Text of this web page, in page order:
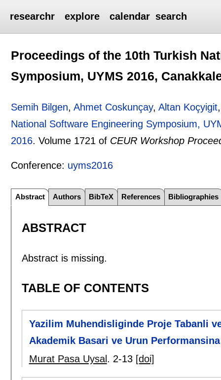
researchr explore calendar search
Proceedings of the 10th Turkish
Symposium, UYMS 2016,
Semih Bilgen,Ahmet Coskunçay,Altan Koçyigit
National Software Engineering Symposium,
2016.Volume 1721 of CEUR Workshop
Conference: uyms2016
Abstract Authors BibTeX References Bibliographies
ABSTRACT
Abstract is missing.
TABLE OF CONTENTS
Yazilim Muhendisliginde Proje Tabanli
Akademik Basari ve Urun
Murat Pasa Uysal . 2-13 [doi]